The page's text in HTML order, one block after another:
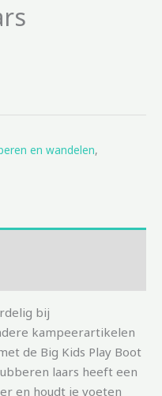
en wandelen,
bij
kampeerartikelen
de Big Kids Play Boot
laars heeft een
en houdt je voeten